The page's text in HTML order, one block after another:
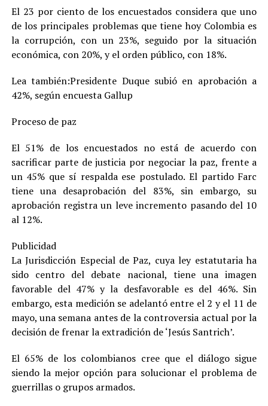
El 23 por ciento de los encuestados considera que uno
de los principales problemas que tiene hoy Colombia es
la corrupción, con un 23%, seguido por la situación
económica, con 20%, y el orden público, con 18%.
Lea también:Presidente Duque subió en aprobación a
42%, según encuesta Gallup
Proceso de paz
El 51% de los encuestados no está de acuerdo con
sacrificar parte de justicia por negociar la paz, frente a
un 45% que sí respalda ese postulado. El partido Farc
tiene una desaprobación del 83%, sin embargo, su
aprobación registra un leve incremento pasando del 10
al 12%.
Publicidad
La Jurisdicción Especial de Paz, cuya ley estatutaria ha
sido centro del debate nacional, tiene una imagen
favorable del 47% y la desfavorable es del 46%. Sin
embargo, esta medición se adelantó entre el 2 y el 11 de
mayo, una semana antes de la controversia actual por la
decisión de frenar la extradición de ‘Jesús Santrich’.
El 65% de los colombianos cree que el diálogo sigue
siendo la mejor opción para solucionar el problema de
guerrillas o grupos armados.